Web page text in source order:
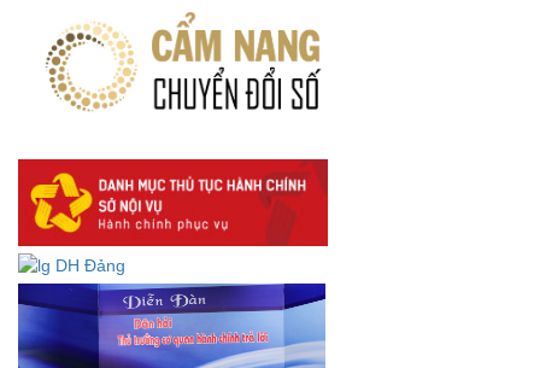
hiện quy định về người lao động nước ngoài làm việc trên
địa bàn tỉnh Đắk Lắk theo trình tự, thủ tục rút gọn trong
xây dựng, ban hành văn bản quy phạm pháp luật
Góp ý dự thảo Thông tư quy định nghiệp vụ lưu trữ tài liệu
DANH SÁCH HỒ SƠ CÁN BỘ ĐI B TỈNH ĐĂK LẮK -
Lấy ý kiến dự thảo Quyết định quy phạm pháp luật quy
định về thành lập, tổ chức và hoạt động của tổ chức phối
hợp liên ngành
Thông báo về việc tải biểu mẫu báo cáo kết quả 06 năm
thực hiện Nghị quyết số 18-NQ/TW và Nghị quyết số 19-
NQ/TW